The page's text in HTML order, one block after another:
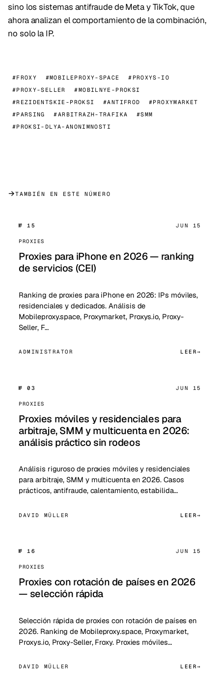
sino los sistemas antifraude de Meta y TikTok, que
ahora analizan el comportamiento de la combinación,
no solo la IP.
#FROXY #MOBILEPROXY-SPACE
#PROXYS-IO
#PROXY-SELLER
#MOBILNYE-PROKSI
#REZIDENTSKIE-PROKSI
#ANTIFROD
#PROXYMARKET
#PARSING
#ARBITRAZH-TRAFIKA
#SMM
#PROKSI-DLYA-ANONIMNOSTI
→TAMBIÉN EN ESTE NÚMERO
№ 15 JUN 15
PROXIES
Proxies para iPhone en 2026 — ranking
de servicios (CEI)
Ranking de proxies para iPhone en 2026: IPs móviles,
residenciales y dedicados. Análisis de
Mobileproxy.space, Proxymarket, Proxys.io, Proxy-
Seller, F…
ADMINISTRATOR LEER
№ 03 JUN 15
PROXIES
Proxies móviles y residenciales para
arbitraje, SMM y multicuenta en 2026:
análisis práctico sin rodeos
Análisis riguroso de proxies móviles y residenciales
para arbitraje, SMM y multicuenta en 2026. Casos
prácticos, antifraude, calentamiento, estabilida…
DAVID MÜLLER LEER
№ 16 JUN 15
PROXIES
Proxies con rotación de países en 2026
— selección rápida
Selección rápida de proxies con rotación de países en
2026. Ranking de Mobileproxy.space, Proxymarket,
Proxys.io, Proxy-Seller, Froxy. Proxies móviles…
DAVID MÜLLER LEER